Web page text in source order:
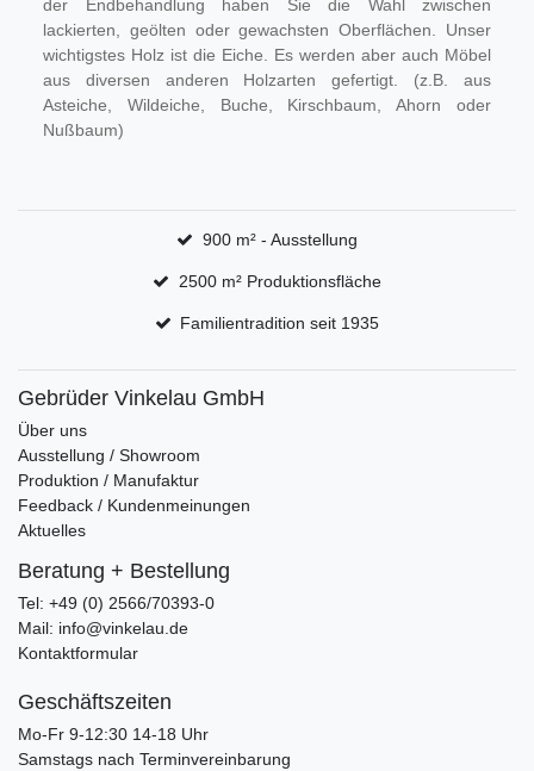
der Endbehandlung haben Sie die Wahl zwischen
lackierten, geölten oder gewachsten Oberflächen. Unser
wichtigstes Holz ist die Eiche. Es werden aber auch Möbel
aus diversen anderen Holzarten gefertigt. (z.B. aus
Asteiche, Wildeiche, Buche, Kirschbaum, Ahorn oder
Nußbaum)
900 m² - Ausstellung
2500 m² Produktionsfläche
Familientradition seit 1935
Gebrüder Vinkelau GmbH
Über uns
Ausstellung / Showroom
Produktion / Manufaktur
Feedback / Kundenmeinungen
Aktuelles
Beratung + Bestellung
Tel: +49 (0) 2566/70393-0
Mail: info@vinkelau.de
Kontaktformular
Geschäftszeiten
Mo-Fr 9-12:30 14-18 Uhr
Samstags nach Terminvereinbarung